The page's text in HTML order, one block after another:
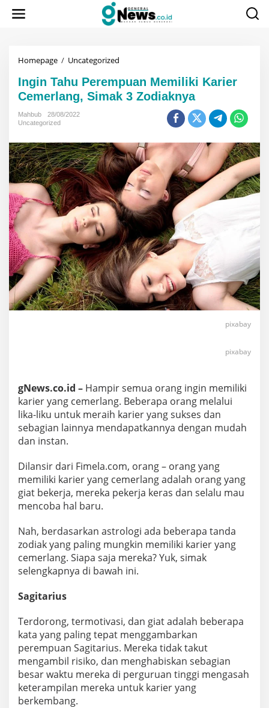
Homepage / Uncategorized
Perempuan
Memiliki
Karier
Zodiaknya
Ingin Tahu Perempuan Memiliki Karier
Cemerlang, Simak 3 Zodiaknya
Mahbub
28/08/2022
Uncategorized
pixabay
pixabay
gNews.co.id – Hampir semua orang ingin memiliki
karier yang cemerlang. Beberapa orang melalui
lika-liku untuk meraih karier yang sukses dan
sebagian lainnya mendapatkannya dengan mudah
dan instan.
Dilansir dari Fimela.com, orang – orang yang
memiliki karier yang cemerlang adalah orang yang
giat bekerja, mereka pekerja keras dan selalu mau
mencoba hal baru.
Nah, berdasarkan astrologi ada beberapa tanda
zodiak yang paling mungkin memiliki karier yang
cemerlang. Siapa saja mereka? Yuk, simak
selengkapnya di bawah ini.
Sagitarius
Terdorong, termotivasi, dan giat adalah beberapa
kata yang paling tepat menggambarkan
perempuan Sagitarius. Mereka tidak takut
mengambil risiko, dan menghabiskan sebagian
besar waktu mereka di perguruan tinggi mengasah
keterampilan mereka untuk karier yang
berkembang.